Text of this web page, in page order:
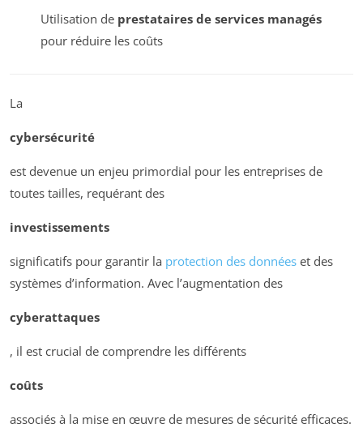
Utilisation de prestataires de services managés
pour réduire les coûts
La
cybersécurité
est devenue un enjeu primordial pour les entreprises de
toutes tailles, requérant des
investissements
significatifs pour garantir la protection des données et des
systèmes d’information. Avec l’augmentation des
cyberattaques
, il est crucial de comprendre les différents
coûts
associés à la mise en œuvre de mesures de sécurité efficaces.